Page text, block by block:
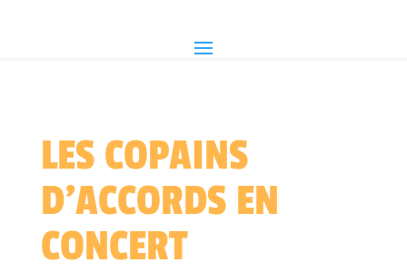
LES COPAINS
D’ACCORDS EN
CONCERT